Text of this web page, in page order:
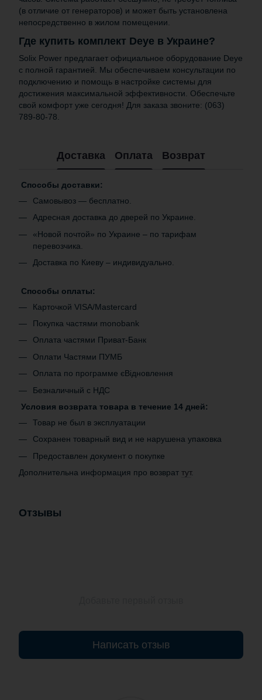
(в отличие от генераторов) и может быть установлена
непосредственно в жилом помещении.
Где купить комплект Deye в Украине?
Solix Power предлагает официальное оборудование Deye
с полной гарантией. Мы обеспечиваем консультации по
подключению и помощь в настройке системы для
достижения максимальной эффективности. Обеспечьте
свой комфорт уже сегодня! Для заказа звоните: (063)
789-80-78.
Доставка Оплата Возврат
Способы доставки:
Самовывоз — бесплатно.
Адресная доставка до дверей по Украине.
«Новой почтой» по Украине – по тарифам
перевозчика.
Доставка по Киеву – индивидуально.
Способы оплаты:
Карточкой VISA/Mastercard
Покупка частями monobank
Оплата частями Приват-Банк
Оплати Частями ПУМБ
Оплата по программе єВідновлення
Безналичный с НДС
Условия возврата товара в течение 14 дней:
Товар не был в эксплуатации
Сохранен товарный вид и не нарушена упаковка
Предоставлен документ о покупке
Дополнительна информация про возврат тут.
Отзывы
Написать отзыв